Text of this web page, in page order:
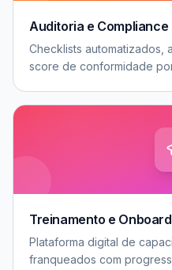
Auditoria e Compliance
Checklists automatizados,
score de conformidade
Treinamento e
Plataforma digital de
franqueados com